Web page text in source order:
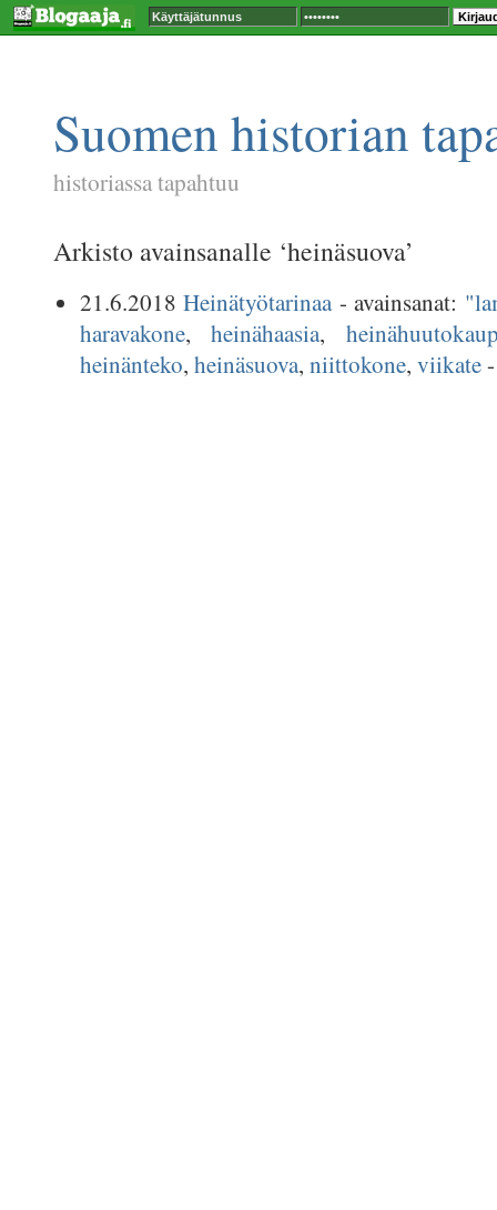
Suomen historian
historiassa tapahtuu
Arkisto avainsanalle ‘heinäsuova’
21.6.2018Heinätyötarinaa- avainsanat:
haravakone,heinähaasia,
heinänteko, heinäsuova, niittokone, viikate